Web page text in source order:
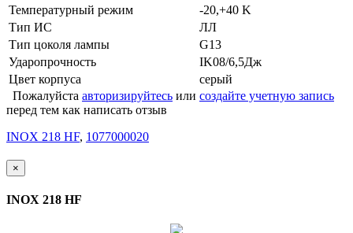
Температурный режим
-20,+40 K
Тип ИС
ЛЛ
Тип цоколя лампы
G13
Ударопрочность
IK08/6,5Дж
Цвет корпуса
серый
Пожалуйста авторизируйтесь или создайте учетную запись
перед тем как написать отзыв
INOX 218 HF, 1077000020
×
INOX 218 HF